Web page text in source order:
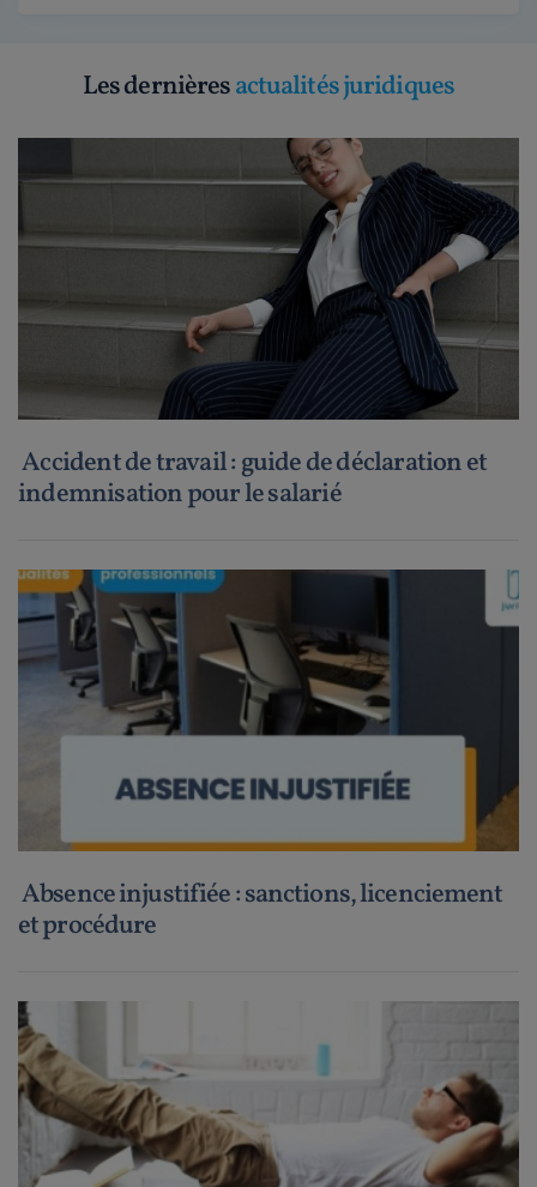
Les dernièresactualités juridiques
Accident de travail : guide de déclaration et
indemnisation pour le salarié
Absence injustifiée : sanctions, licenciement
et procédure